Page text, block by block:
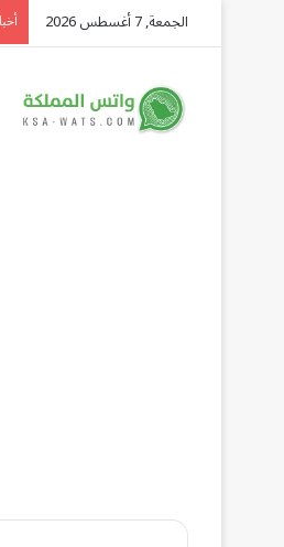
الجمعة, 7 أغسطس 2026